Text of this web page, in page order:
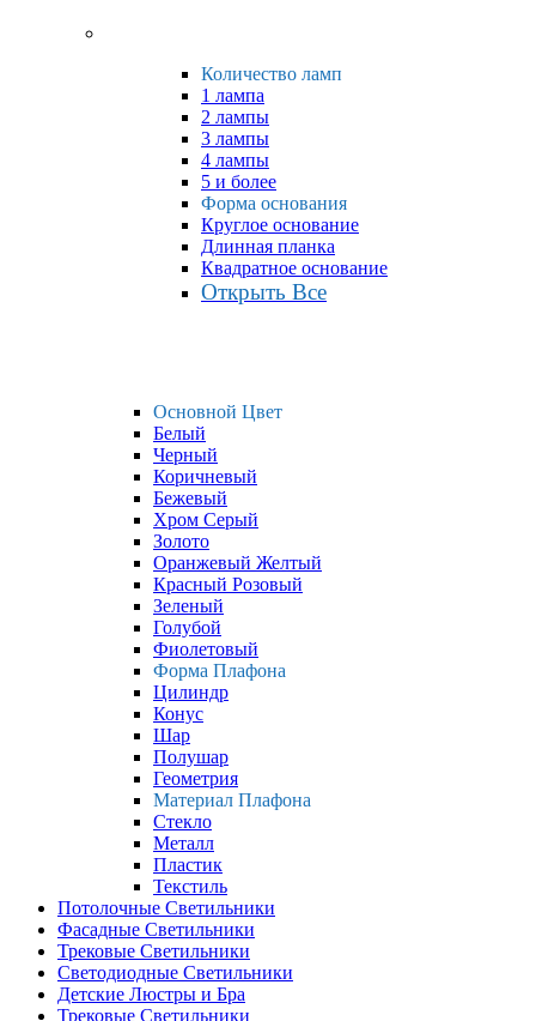
Количество ламп
1 лампа
2 лампы
3 лампы
4 лампы
5 и более
Форма основания
Круглое основание
Длинная планка
Квадратное основание
Открыть Все
Основной Цвет
Белый
Черный
Коричневый
Бежевый
Хром Серый
Золото
Оранжевый Желтый
Красный Розовый
Зеленый
Голубой
Фиолетовый
Форма Плафона
Цилиндр
Конус
Шар
Полушар
Геометрия
Материал Плафона
Стекло
Металл
Пластик
Текстиль
Потолочные Светильники
Фасадные Светильники
Трековые Светильники
Светодиодные Светильники
Детские Люстры и Бра
Трековые Светильники